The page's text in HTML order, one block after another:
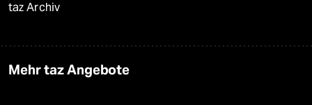
taz Archiv
Mehr taz Angebote